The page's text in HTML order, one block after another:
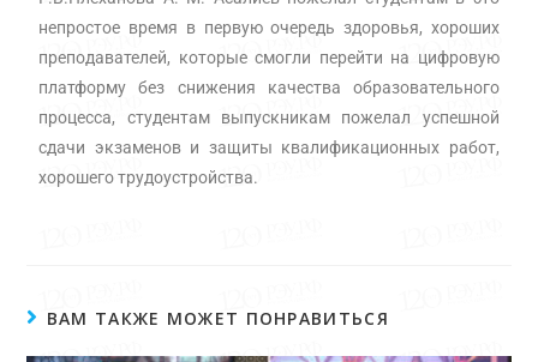
непростое время в первую очередь здоровья, хороших
преподавателей, которые смогли перейти на цифровую
платформу без снижения качества образовательного
процесса, студентам выпускникам пожелал успешной
сдачи экзаменов и защиты квалификационных работ,
хорошего трудоустройства.
ВАМ ТАКЖЕ МОЖЕТ ПОНРАВИТЬСЯ